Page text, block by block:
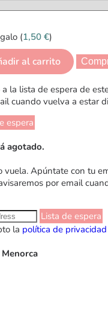
(1,50 €)
al carrito
la lista de espera de
cuando vuelva a estar
espera
agotado.
vuela. Apúntate con tu
por email
Lista de espera
la política de privacidad